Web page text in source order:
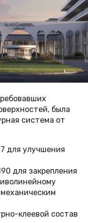
была
система от
для улучшения
для закрепления
клеевой состав